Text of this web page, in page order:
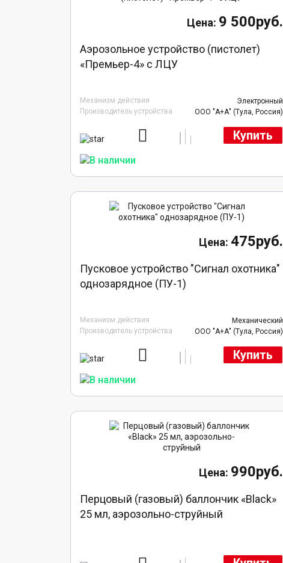
9 500руб.
Аэрозольное устройство (пистолет)
«Премьер-4» с ЛЦУ
Механизм действия
Электронный
Производитель устройства
ООО "А+А" (Тула, Россия)
Купить
475руб.
Пусковое устройство "Сигнал охотника"
однозарядное (ПУ-1)
Механизм действия
Механический
Производитель устройства
ООО "А+А" (Тула, Россия)
Купить
990руб.
Перцовый (газовый) баллончик «Black»
25 мл, аэрозольно-струйный